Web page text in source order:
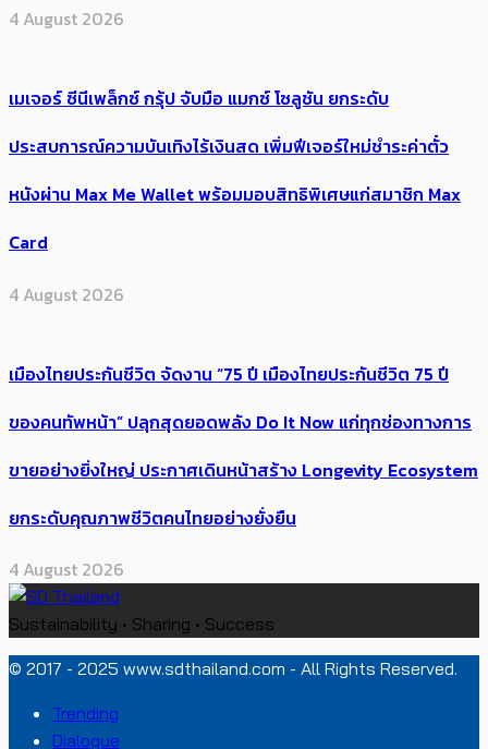
4 August 2026
เมเจอร์ ซีนีเพล็กซ์ กรุ้ป จับมือ แมกซ์ โซลูชัน ยกระดับ
ประสบการณ์ความบันเทิงไร้เงินสด เพิ่มฟีเจอร์ใหม่ชำระค่าตั๋ว
หนังผ่าน Max Me Wallet พร้อมมอบสิทธิพิเศษแก่สมาชิก Max
Card
4 August 2026
เมืองไทยประกันชีวิต จัดงาน “75 ปี เมืองไทยประกันชีวิต 75 ปี
ของคนทัพหน้า” ปลุกสุดยอดพลัง Do It Now แก่ทุกช่องทางการ
ขายอย่างยิ่งใหญ่ ประกาศเดินหน้าสร้าง Longevity Ecosystem
ยกระดับคุณภาพชีวิตคนไทยอย่างยั่งยืน
4 August 2026
Sustainability • Sharing • Success
© 2017 - 2025 www.sdthailand.com - All Rights Reserved.
Trending
Dialogue